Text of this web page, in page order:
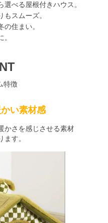
べる屋根付きハウス。
スムーズ。
住まい。
特徴
い素材感
かさを感じさせる素材
す。